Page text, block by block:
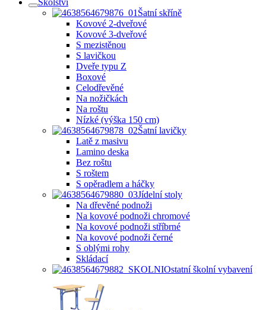
Školství
Šatní skříně
Kovové 2-dveřové
Kovové 3-dveřové
S mezistěnou
S lavičkou
Dveře typu Z
Boxové
Celodřevěné
Na nožičkách
Na roštu
Nízké (výška 150 cm)
Šatní lavičky
Latě z masivu
Lamino deska
Bez roštu
S roštem
S opěradlem a háčky
Jídelní stoly
Na dřevěné podnoži
Na kovové podnoži chromové
Na kovové podnoži stříbrné
Na kovové podnoži černé
S oblými rohy
Skládací
Ostatní školní vybavení